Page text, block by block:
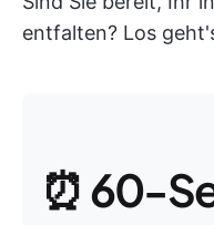
entfalten? Los
⏰ 60-